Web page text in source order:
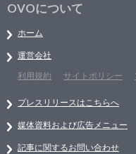
OVOについて
ホーム
運営会社
利用規約
サイトポリシー
プレスリリースはこちらへ
媒体資料および広告メニュー
記事に関するお問い合わせ